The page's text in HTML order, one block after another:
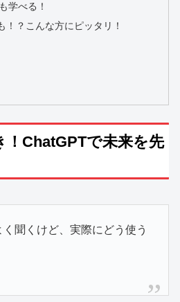
学べる！
！？こんな方にピッタリ！
ChatGPTで未来を先
聞くけど、実際にどう使う